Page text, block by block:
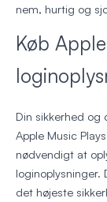
nem, hurtig og
Køb
Din sikkerhed og
Apple Music
nødvendigt at
loginoplysninger.
det højeste